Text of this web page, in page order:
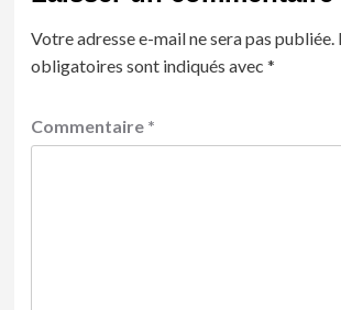
Votre adresse e-mail ne sera pas publiée.
obligatoires sont indiqués avec *
Commentaire *